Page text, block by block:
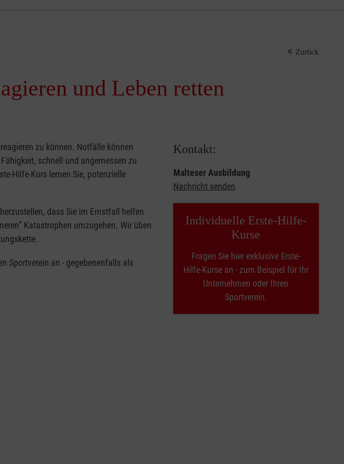
Zurück
und Leben retten
zu können. Notfälle können
schnell und angemessen zu
Hilfe-Kurs lernen Sie, potenzielle
dass Sie im Ernstfall helfen
Katastrophen umzugehen. Wir üben
Sportverein an - gegebenenfalls als
Kontakt:
Malteser Ausbildung
Nachricht senden
Individuelle Erste-Hilfe-
Kurse
Fragen Sie hier exklusive Erste-
Hilfe-Kurse an - zum Beispiel für Ihr
Unternehmen oder Ihren
Sportverein.